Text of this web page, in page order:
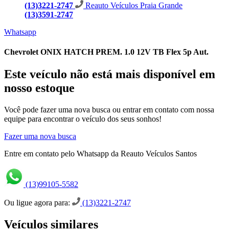
(13)3221-2747
Reauto Veículos Praia Grande
(13)3591-2747
Whatsapp
Chevrolet ONIX HATCH PREM. 1.0 12V TB Flex 5p Aut.
Este veículo não está mais disponível em
nosso estoque
Você pode fazer uma nova busca ou entrar em contato com nossa
equipe para encontrar o veículo dos seus sonhos!
Fazer uma nova busca
Entre em contato pelo Whatsapp da Reauto Veículos Santos
(13)99105-5582
Ou ligue agora para: (13)3221-2747
Veículos similares